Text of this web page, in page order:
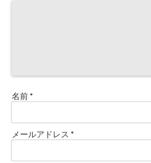
名前*
メールアドレス *